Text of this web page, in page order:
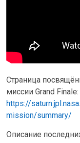
Страница
миссии Grand Finale:
https://
mission/summary/
Описание